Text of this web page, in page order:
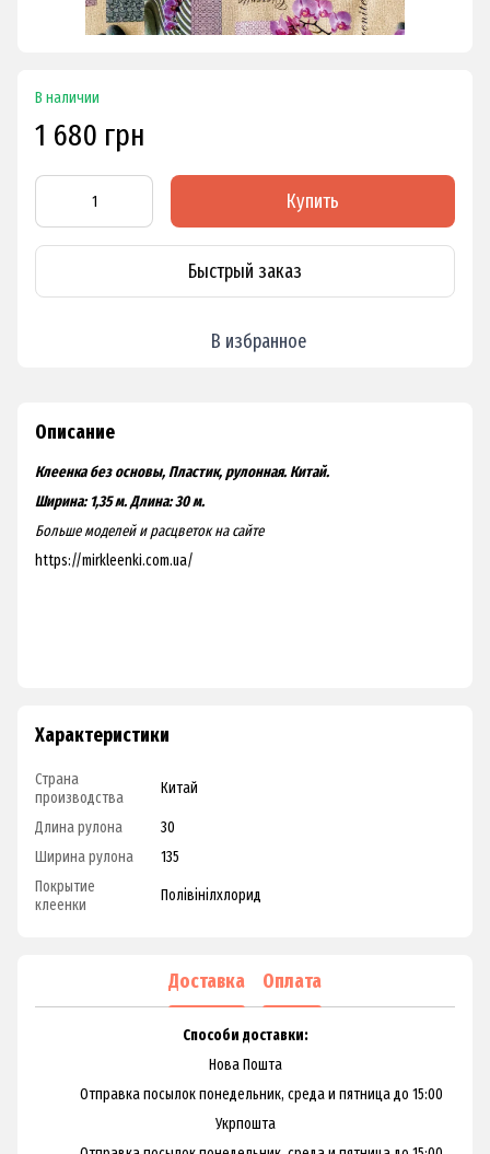
В наличии
1 680 грн
Купить
Быстрый заказ
В избранное
Описание
Клеенка без основы, Пластик, рулонная. Китай.
Ширина: 1,35 м.Длина: 30 м.
Больше моделей и расцветок насайте
https://mirkleenki.com.ua/
Характеристики
Страна
производства
Китай
Длина рулона
30
Ширина рулона
135
Покрытие
клеенки
Полівінілхлорид
Доставка Оплата
Способи доставки:
Нова Пошта
Отправка посылок понедельник, среда и пятница до 15:00
Укрпошта